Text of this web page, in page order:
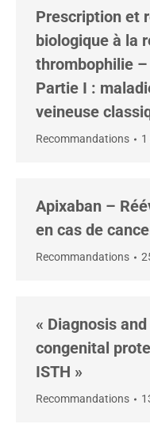
Prescription et
biologique à la
thrombophilie
Partie I :
veineuse
Recommandations 1
Apixaban –
en cas de
Recommandations
« Diagnosis
congenital
ISTH »
Recommandations